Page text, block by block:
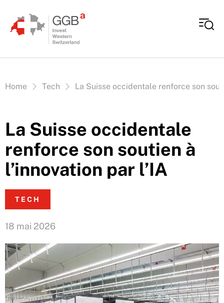
Vous êtes ici:
Home Tech La Suisse occidentale renforce son
La Suisse occidentale
renforce son soutien à
l’innovation par l’IA
TECH
18 mai 2026